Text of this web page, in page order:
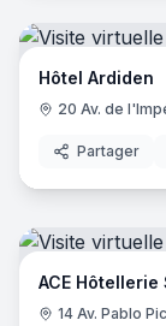
Hôtel Ardiden
20 Av. de
Partager
14 Av. Pablo